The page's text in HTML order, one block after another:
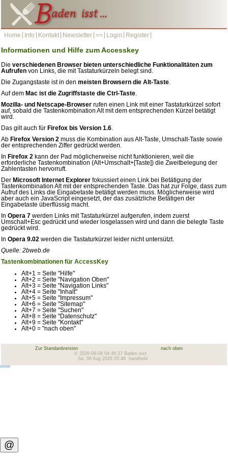
@
Home Info Kontakt Newsletter == Login Register
Informationen und Hilfe zum Accesskey
Dieverschiedenen Browser bieten unterschiedliche Funktionalitäten zum
Aufrufen von Links, die mit Tastaturkürzeln belegt sind.
Die Zugangstaste ist in den meisten Browsern die Alt-Taste
Auf dem Mac ist die Zugriffstaste die Ctrl-Taste
Mozilla- und Netscape-Browser rufen einen Link mit einer Tastaturkürzel sofort
auf, sobald die Tastenkombination Alt mit dem entsprechenden Kürzel betätigt
wird.
Das gilt auch für Firefox bis Version 1.6
Ab Firefox Version 2 muss die Kombination aus Alt-Taste, Umschalt-Taste sowie
der entsprechenden Ziffer gedrückt werden.
In Firefox 2 kann der Pad möglicherweise nicht funktionieren, weil die
erforderliche Tastenkombination (Alt+Umschalt+[Taste]) die Zweitbelegung der
Zahlentasten hervorruft.
Der Microsoft Internet Explorer fokussiert einen Link bei Betätigung der
Tastenkombination Alt mit der entsprechenden Taste. Das hat zur Folge, dass zum
Aufruf des Links die Eingabetaste betätigt werden muss. Möglicherweise wird
aber auch ein JavaScript eingesetzt, der das zusätzliche Betätigen der
Eingabetaste überflüssig macht.
In Opera 7 werden Links mit Tastaturkürzel aufgerufen, indem zuerst
Umschalt+Esc gedrückt und wieder losgelassen wird und dann die belegte Taste
gedrückt wird.
In Opera 9.02 werden die Tastaturkürzel leider nicht untersützt.
Quelle: 2bweb.de
Tastenkombinationen für AccessKey
Alt+1 = Seite "Hilfe"
Alt+2 = Seite "Navigation Oben"
Alt+3 = Seite "Navigation Links"
Alt+4 = Seite "Inhalt"
Alt+5 = Seite "Impressum"
Alt+6 = Seite "Sitemap"
Alt+7 = Seite "Suchen"
Alt+8 = Seite "Datenschutz"
Alt+9 = Seite "Kontakt"
Alt+0 = "nach oben"
Zur Standardversion
nach oben
© 2026-08-08 04:46:37 Baden isst
Sa, 08 Aug 2026 05:46 handheld